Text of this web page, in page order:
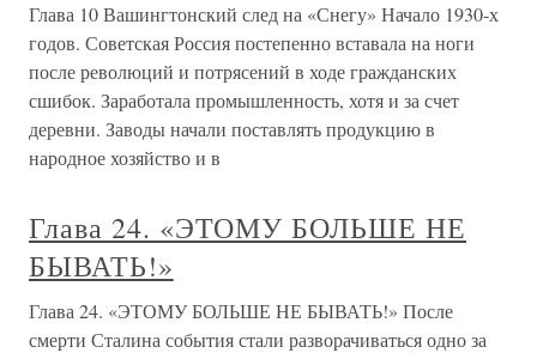
Глава 10 Вашингтонский след на «Снегу» Начало 1930-х
годов. Советская Россия постепенно вставала на ноги
после революций и потрясений в ходе гражданских
сшибок. Заработала промышленность, хотя и за счет
деревни. Заводы начали поставлять продукцию в
народное хозяйство и в
Глава 24. «ЭТОМУ БОЛЬШЕ НЕ
БЫВАТЬ!»
Глава 24. «ЭТОМУ БОЛЬШЕ НЕ БЫВАТЬ!» После
смерти Сталина события стали разворачиваться одно за